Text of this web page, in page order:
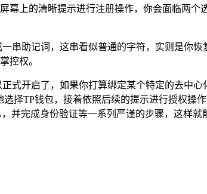
幕上的清晰提示进行注册操作，你会面临两
串助记词，这串看似普通的字符，实则是你
控权。
式开启了，如果你打算绑定某个特定的去中
择TP钱包，接着依照后续的提示进行授权
并完成身份验证等一系列严谨的步骤，这样就